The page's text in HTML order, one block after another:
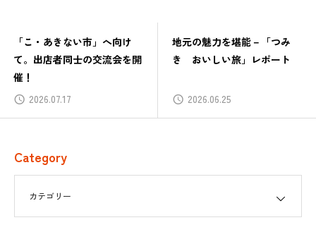
「こ・あきない市」へ向け
て。出店者同士の交流会を開
催！
2026.07.17
地元の魅力を堪能－「つみ
き おいしい旅」レポート
2026.06.25
Category